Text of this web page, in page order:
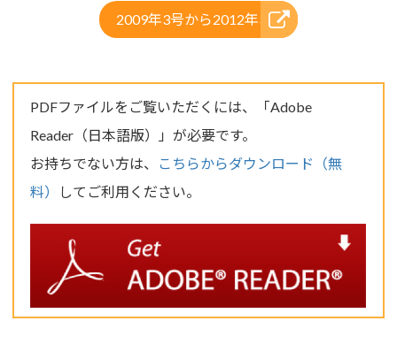
2009年3号から2012年3号
PDFファイルをご覧いただくには、「Adobe
Reader（日本語版）」が必要です。
お持ちでない方は、
こちらからダウンロード（無
料）
してご利用ください。